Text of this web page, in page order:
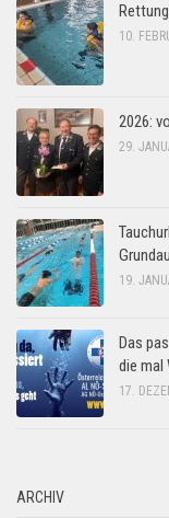
10.
2026:
29.
19.
Das
die mal
17.
ARCHIV